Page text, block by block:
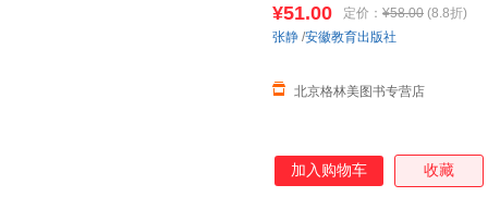
票 联系客服领取
¥51.00 定价： ¥58.00 (8.8折)
北京格林美图书专营店
张静 /安徽教育出版社
加入购物车 收藏